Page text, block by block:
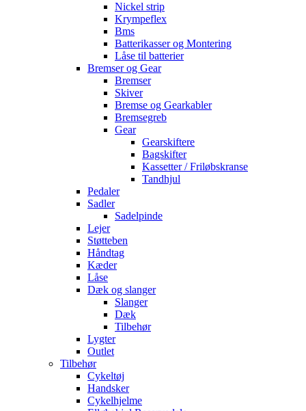
Nickel strip
Krympeflex
Bms
Batterikasser og Montering
Låse til batterier
Bremser og Gear
Bremser
Skiver
Bremse og Gearkabler
Bremsegreb
Gear
Gearskiftere
Bagskifter
Kassetter / Friløbskranse
Tandhjul
Pedaler
Sadler
Sadelpinde
Lejer
Støtteben
Håndtag
Kæder
Låse
Dæk og slanger
Slanger
Dæk
Tilbehør
Lygter
Outlet
Tilbehør
Cykeltøj
Handsker
Cykelhjelme